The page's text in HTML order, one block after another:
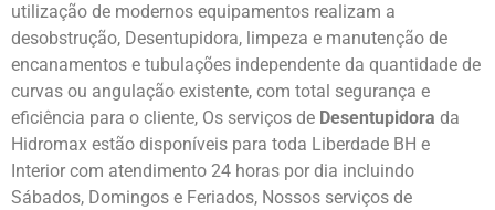
utilização de modernos equipamentos realizam a
desobstrução, Desentupidora, limpeza e manutenção de
encanamentos e tubulações independente da quantidade de
curvas ou angulação existente, com total segurança e
eficiência para o cliente, Os serviços de Desentupidora da
Hidromax estão disponíveis para toda Liberdade BH e
Interior com atendimento 24 horas por dia incluindo
Sábados, Domingos e Feriados, Nossos serviços de